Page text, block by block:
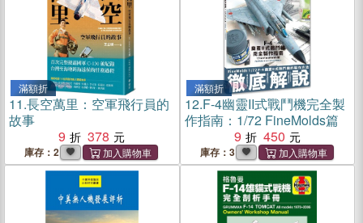
滿額折
11.長空萬里：空軍飛行員的
故事
9
378
庫存：2
滿額折
12.F-4幽靈II式戰鬥機完全製
作指南：1/72 FineMolds篇
9
450
庫存：3